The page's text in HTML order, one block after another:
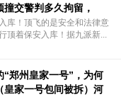
交警判多久拘留，
库！顶飞的是安全和法律意
顶着保安入库！据九派新...
郑州皇家一号”，为何
皇家一号包间被拆）河